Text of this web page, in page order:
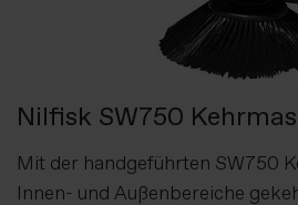
Nilfisk SW750
Mit der handgeführten SW750
Innen- und Außenbereiche